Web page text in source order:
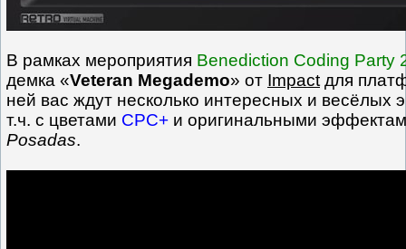
В рамках мероприятия Benediction Coding Party
демка «Veteran Megademo» от Impactдля
ней вас ждут несколько интересных и весёлых
т.ч. с цветами CPC+ и оригинальными
Posadas.